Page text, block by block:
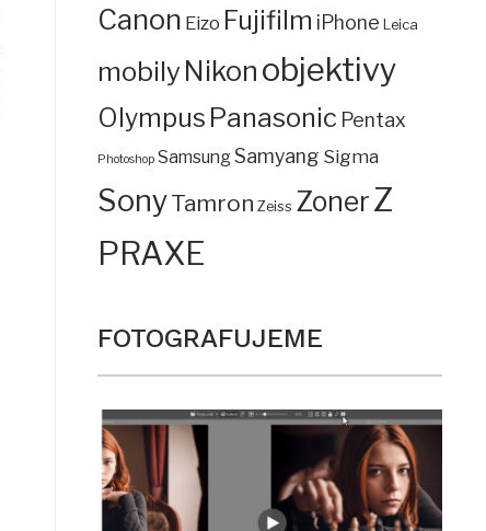
Canon Eizo Fujifilm iPhone Leica
mobilyNikon objektivy
Olympus Panasonic Pentax
Photoshop SamsungSamyang Sigma
SonyTamron Zeiss ZonerZ
PRAXE
FOTOGRAFUJEME